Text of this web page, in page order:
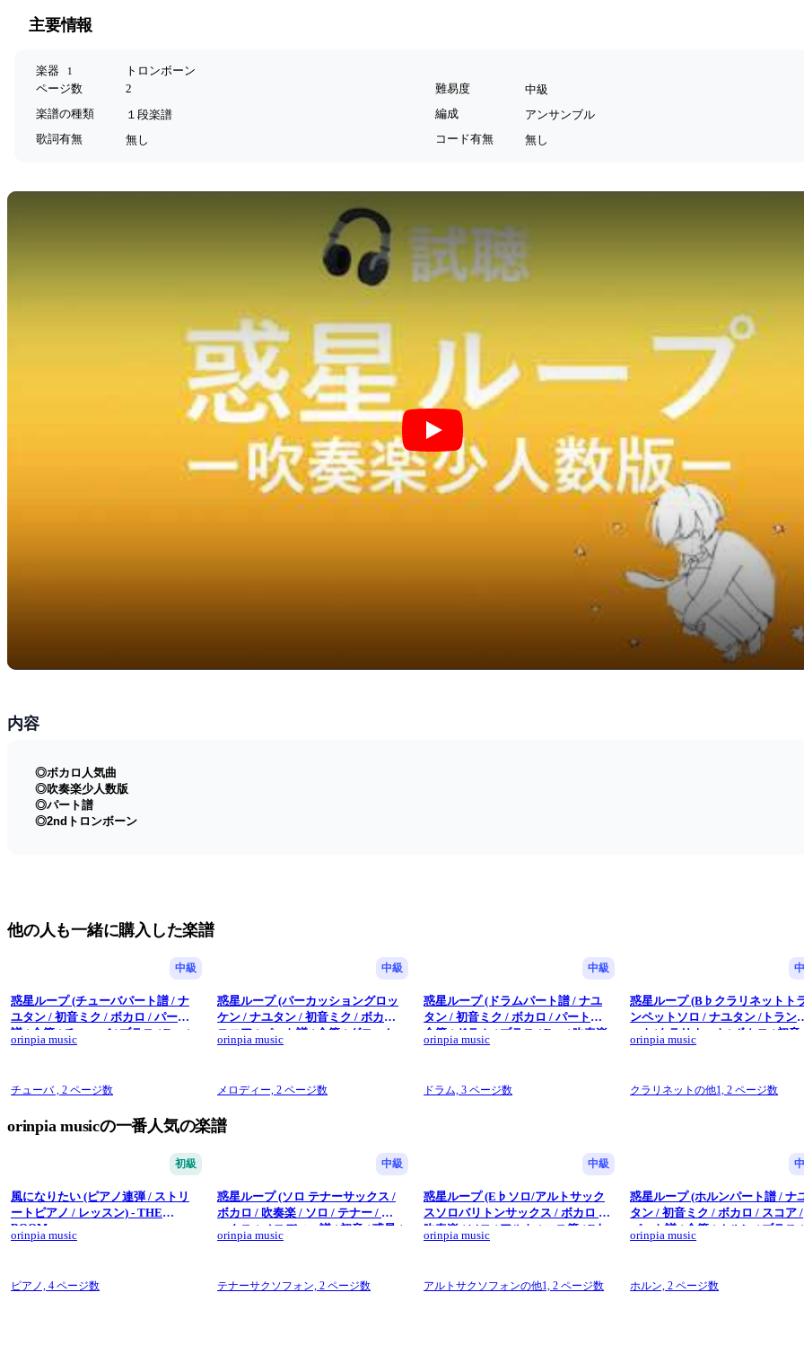
惑星ループ (２ndトロンボーン / ナユタン / 初音ミク / ボカロ / スコ
主要情報
楽器 1
トロンボーン
ページ数
2 難易度
中級
楽譜の種類
１段楽譜 編成
アンサンブル
歌詞有無
無し コード有無 無し
内容
◎ボカロ人気曲
◎吹奏楽少人数版
◎パート譜
◎2ndトロンボーン
他の人も一緒に購入した楽譜
中級
惑星ループ (チューバパート譜 / ナ
ユタン / 初音ミク / ボカロ / パート
譜 / 金管 / チューバ / ブラス / Eve /
吹奏楽 / 少人数 / 楽しい) - ナユタン
orinpia music
チューバ , 2 ページ数
中級
惑星ループ (パーカッショングロッ
ケン / ナユタン / 初音ミク / ボカロ /
スコア / パート譜 / 金管 / グロッケ
ン / ブラス / Eve / 吹奏楽 / 少人数 /
orinpia music
メロディー,2 ページ数
中級
惑星ループ (ドラムパート譜 / ナユ
タン / 初音ミク / ボカロ / パート譜 /
金管 / ドラム / ブラス / Eve / 吹奏楽
/ 少人数 / 楽しい) - ナユタン星人
orinpia music
ドラム,3 ページ数
惑星ループ (B♭クラリネットト
ンペットソロ / ナユタン /トラン
ット/クラリネット/ ボカロ / 初音
吹奏楽 / ソロ譜 / クラリネット / メ
orinpia music
クラリネットの他1,2 ページ数
orinpia musicの一番人気の楽譜
初級
風になりたい (ピアノ連弾 / ストリ
ートピアノ / レッスン) - THE
BOOM
orinpia music
ピアノ, 4 ページ数
中級
惑星ループ (ソロ テナーサックス /
ボカロ / 吹奏楽 / ソロ / テナー / サ
ックス / メロディー譜 / 初音 / 惑星 /
ループ/ ナユタン星人) - Eve
orinpia music
テナーサクソフォン,2 ページ数
中級
惑星ループ (E♭ソロ/アルトサック
スソロバリトンサックス / ボカロ /
吹奏楽 / ソロ / アルト / エス管 / E♭
/ サックス / メロディー譜 / 初音 / ナ
orinpia music
アルトサクソフォンの他1,2 ページ数
惑星ループ (ホルンパート譜 / ナ
タン / 初音ミク / ボカロ / スコア /
パート譜 / 金管 / ホルン / ブラス /
Eve / 吹奏楽 / 少人数 / 楽しい) - ナ
orinpia music
ホルン,2 ページ数